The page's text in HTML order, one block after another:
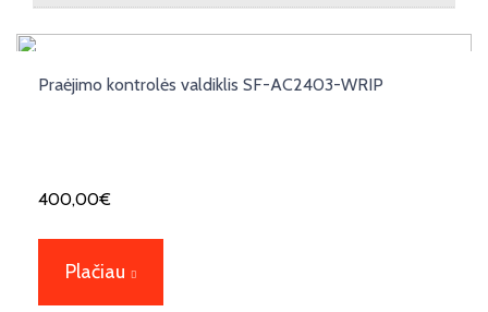
Praėjimo kontrolės valdiklis SF-AC2403-WRIP
400,00€
Plačiau